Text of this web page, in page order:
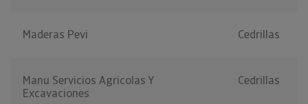
Maderas Pevi Cedrillas
Manu Servicios Agricolas Y
Excavaciones
Cedrillas